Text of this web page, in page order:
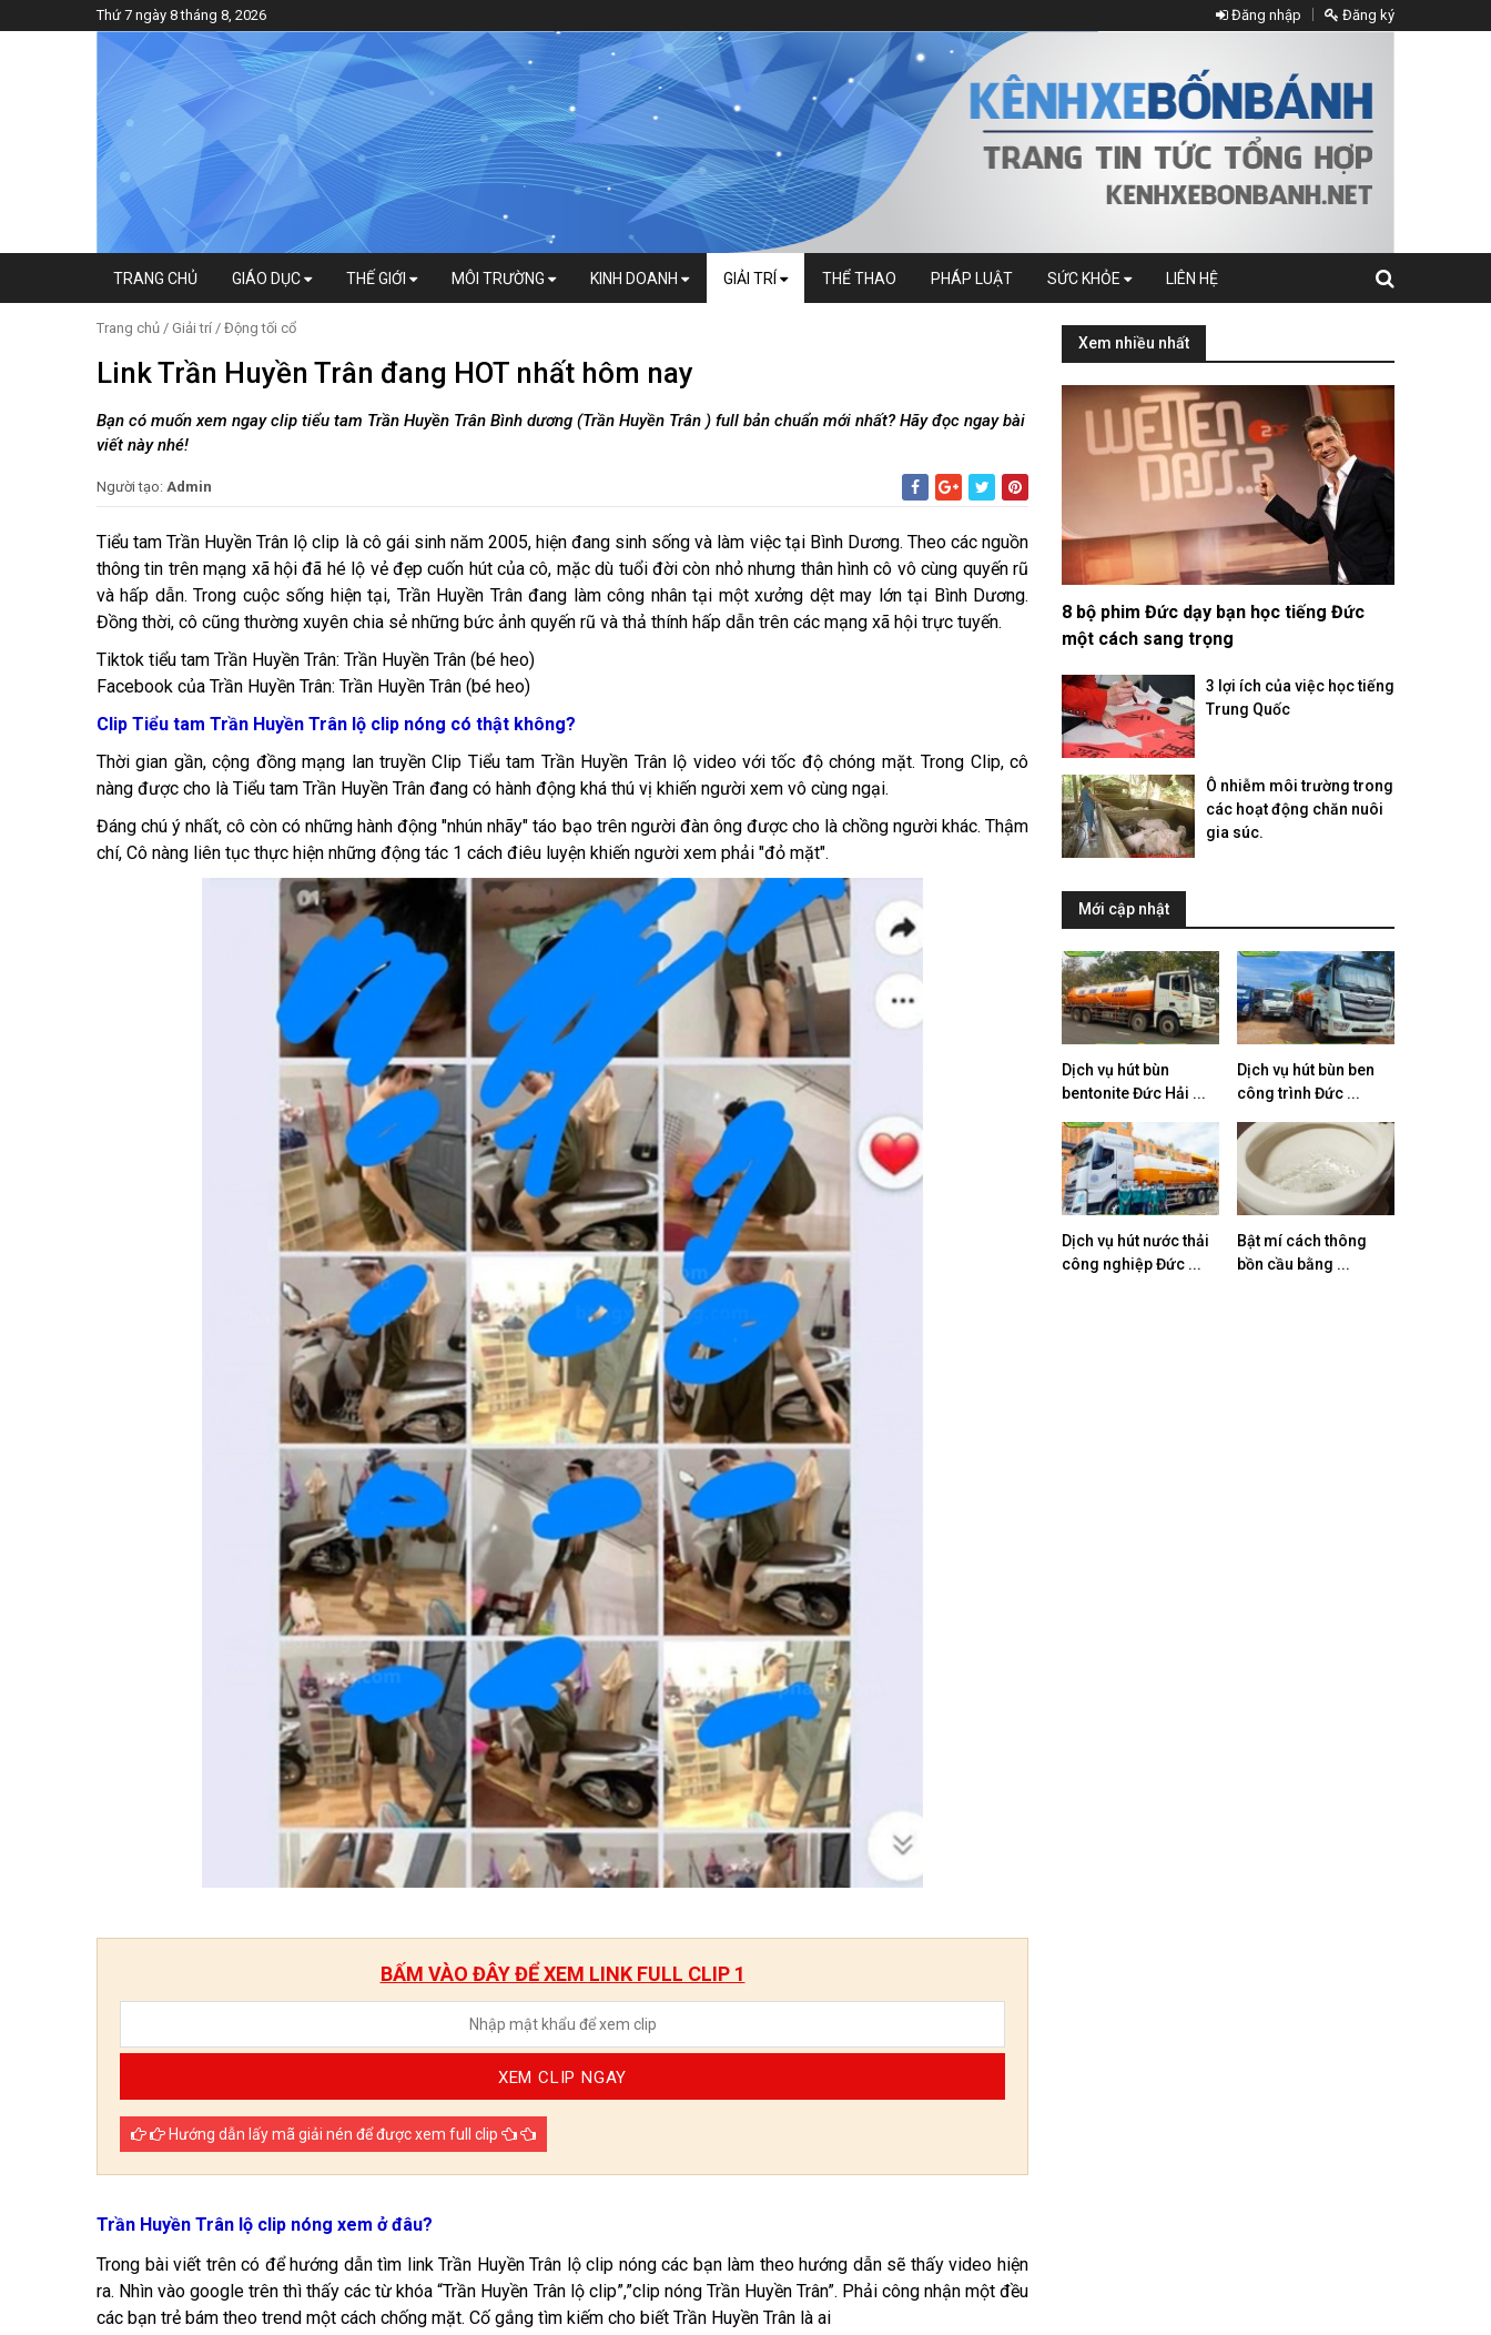
Thứ 7 ngày 8 tháng 8, 2026 Đăng nhập Đăng ký
TRANG CHỦ GIÁO DỤC THẾ GIỚI MÔI TRƯỜNG KINH DOANH GIẢI TRÍ THỂ THAO PHÁP LUẬT SỨC KHỎE LIÊN HỆ
Trang chủ / Giải trí / Động tối cổ
Link Trần Huyền Trân đang HOT nhất hôm nay
Bạn có muốn xem ngay clip tiểu tam Trần Huyền Trân Bình dương (Trần Huyền Trân ) full bản chuẩn mới nhất? Hãy đọc ngay bài
viết này nhé!
Người tạo: Admin
Tiểu tam Trần Huyền Trân lộ clip là cô gái sinh năm 2005, hiện đang sinh sống và làm việc tại Bình Dương. Theo các nguồn
thông tin trên mạng xã hội đã hé lộ vẻ đẹp cuốn hút của cô, mặc dù tuổi đời còn nhỏ nhưng thân hình cô vô cùng quyến rũ
và hấp dẫn. Trong cuộc sống hiện tại, Trần Huyền Trân đang làm công nhân tại một xưởng dệt may lớn tại Bình Dương.
Đồng thời, cô cũng thường xuyên chia sẻ những bức ảnh quyến rũ và thả thính hấp dẫn trên các mạng xã hội trực tuyến.
Tiktok tiểu tam Trần Huyền Trân: Trần Huyền Trân (bé heo)
Facebook của Trần Huyền Trân: Trần Huyền Trân (bé heo)
Clip Tiểu tam Trần Huyền Trân lộ clip nóng có thật không?
Thời gian gần, cộng đồng mạng lan truyền Clip Tiểu tam Trần Huyền Trân lộ video với tốc độ chóng mặt. Trong Clip, cô
nàng được cho là Tiểu tam Trần Huyền Trân đang có hành động khá thú vị khiến người xem vô cùng ngại.
Đáng chú ý nhất, cô còn có những hành động "nhún nhãy" táo bạo trên người đàn ông được cho là chồng người khác. Thậm
chí, Cô nàng liên tục thực hiện những động tác 1 cách điêu luyện khiến người xem phải "đỏ mặt".
BẤM VÀO ĐÂY ĐỂ XEM LINK FULL CLIP 1
XEM CLIP NGAY
Hướng dẫn lấy mã giải nén để được xem full clip
Trần Huyền Trân lộ clip nóng xem ở đâu?
Trong bài viết trên có để hướng dẫn tìm link Trần Huyền Trân lộ clip nóng các bạn làm theo hướng dẫn sẽ thấy video hiện
ra. Nhìn vào google trên thì thấy các từ khóa “Trần Huyền Trân lộ clip”,”clip nóng Trần Huyền Trân”. Phải công nhận một đều
các bạn trẻ bám theo trend một cách chống mặt. Cố gắng tìm kiếm cho biết Trần Huyền Trân là ai
Xem nhiều nhất
8 bộ phim Đức dạy bạn học tiếng Đức
một cách sang trọng
3 lợi ích của việc học tiếng
Trung Quốc
Ô nhiễm môi trường trong
các hoạt động chăn nuôi
gia súc.
Mới cập nhật
Dịch vụ hút bùn
bentonite Đức Hải ...
Dịch vụ hút bùn ben
công trình Đức ...
Dịch vụ hút nước thải
công nghiệp Đức ...
Bật mí cách thông
bồn cầu bằng ...